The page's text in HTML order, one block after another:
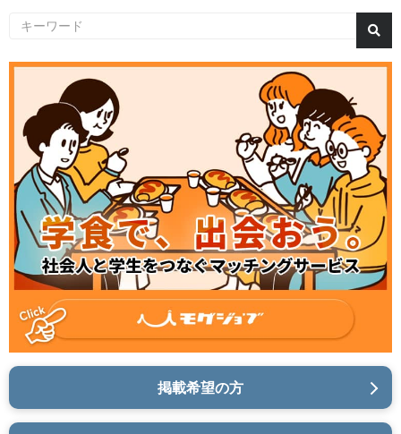
掲載希望の方